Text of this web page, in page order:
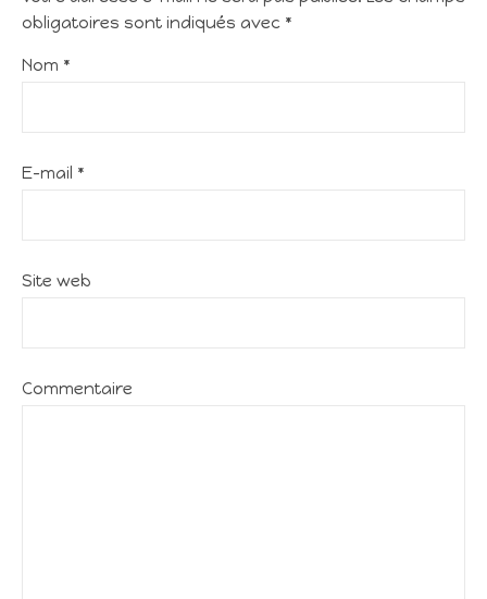
obligatoires sont indiqués avec *
Nom *
E-mail *
Site web
Commentaire